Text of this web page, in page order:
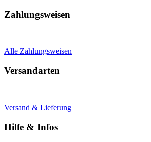
Zahlungsweisen
Alle Zahlungsweisen
Versandarten
Versand & Lieferung
Hilfe & Infos